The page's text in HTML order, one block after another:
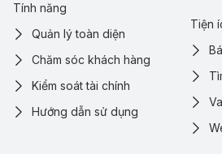
Tính năng
Quản lý toàn diện
Chăm sóc khách hàng
Kiểm soát tài chính
Hướng dẫn sử dụng
Tiện